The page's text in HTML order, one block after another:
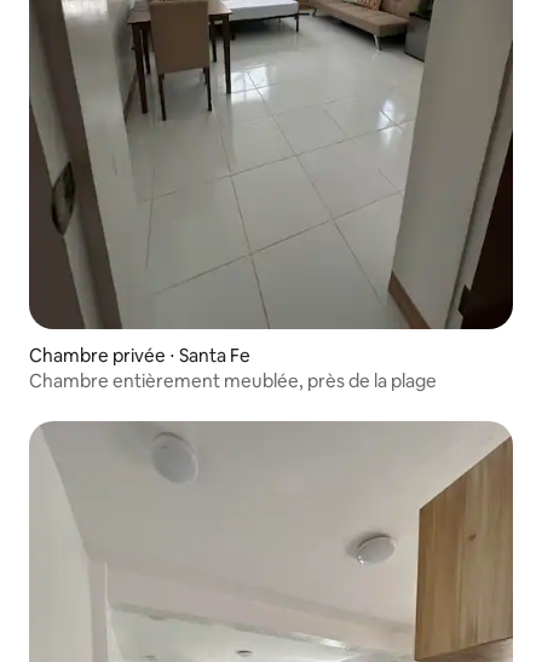
Chambre privée ⋅ Santa Fe
Chambre entièrement meublée, près de la plage